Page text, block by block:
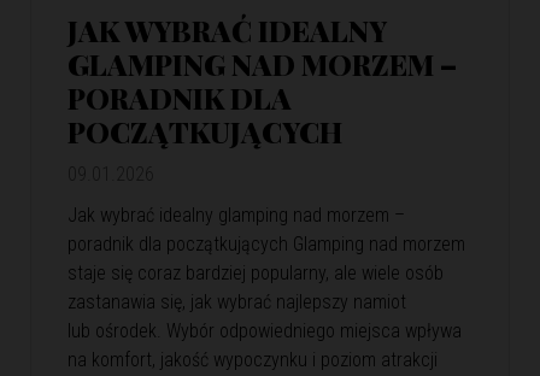
JAK WYBRAĆ IDEALNY
GLAMPING NAD MORZEM –
PORADNIK DLA
POCZĄTKUJĄCYCH
Jak wybrać idealny glamping nad morzem –
poradnik dla początkujących Glamping nad morzem
staje się coraz bardziej popularny, ale wiele osób
zastanawia się, jak wybrać najlepszy namiot
lub ośrodek. Wybór odpowiedniego miejsca wpływa
na komfort, jakość wypoczynku i poziom atrakcji